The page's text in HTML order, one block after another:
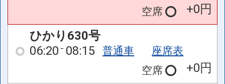
空席
+0円
ひかり630号
06:20 08:15 普通車
座席表
空席
+0円